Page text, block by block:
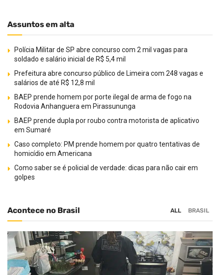
Assuntos em alta
Polícia Militar de SP abre concurso com 2 mil vagas para
soldado e salário inicial de R$ 5,4 mil
Prefeitura abre concurso público de Limeira com 248 vagas e
salários de até R$ 12,8 mil
BAEP prende homem por porte ilegal de arma de fogo na
Rodovia Anhanguera em Pirassununga
BAEP prende dupla por roubo contra motorista de aplicativo
em Sumaré
Caso completo: PM prende homem por quatro tentativas de
homicídio em Americana
Como saber se é policial de verdade: dicas para não cair em
golpes
Acontece no Brasil ALL BRASIL